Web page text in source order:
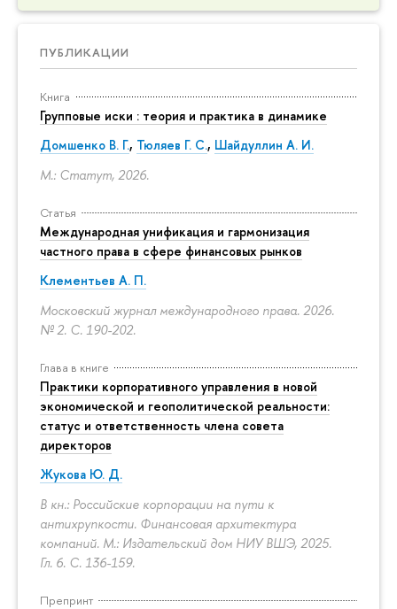
ПУБЛИКАЦИИ
Книга
Групповые иски : теория и практика в динамике
Домшенко В. Г., Тюляев Г. С., Шайдуллин А. И.
М.: Статут, 2026.
Статья
Международная унификация и гармонизация
частного права в сфере финансовых рынков
Клементьев А. П.
Московский журнал международного права. 2026.
№ 2. С. 190-202.
Глава в книге
Практики корпоративного управления в новой
экономической и геополитической реальности:
статус и ответственность члена совета
директоров
Жукова Ю. Д.
В кн.: Российские корпорации на пути к
антихрупкости. Финансовая архитектура
компаний. М.: Издательский дом НИУ ВШЭ, 2025.
Гл. 6. С. 136-159.
Препринт